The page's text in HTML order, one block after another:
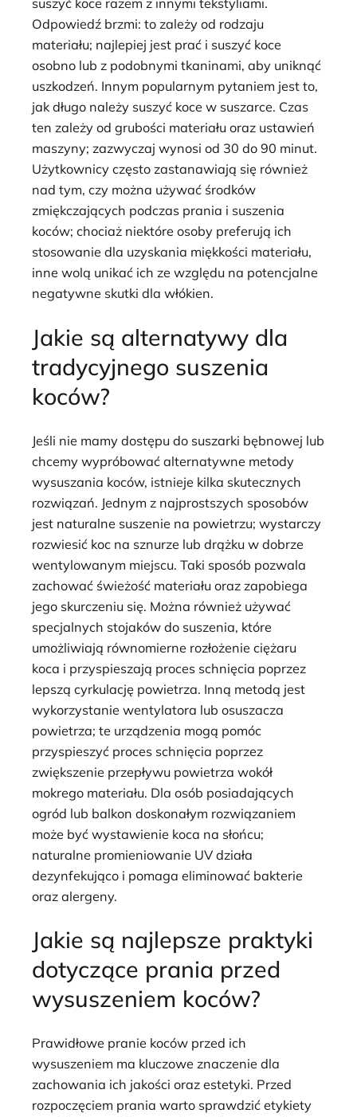
suszyć koce razem z innymi tekstyliami.
Odpowiedź brzmi: to zależy od rodzaju
materiału; najlepiej jest prać i suszyć koce
osobno lub z podobnymi tkaninami, aby uniknąć
uszkodzeń. Innym popularnym pytaniem jest to,
jak długo należy suszyć koce w suszarce. Czas
ten zależy od grubości materiału oraz ustawień
maszyny; zazwyczaj wynosi od 30 do 90 minut.
Użytkownicy często zastanawiają się również
nad tym, czy można używać środków
zmiękczających podczas prania i suszenia
koców; chociaż niektóre osoby preferują ich
stosowanie dla uzyskania miękkości materiału,
inne wolą unikać ich ze względu na potencjalne
negatywne skutki dla włókien.
Jakie są alternatywy dla
tradycyjnego suszenia
koców?
Jeśli nie mamy dostępu do suszarki bębnowej lub
chcemy wypróbować alternatywne metody
wysuszania koców, istnieje kilka skutecznych
rozwiązań. Jednym z najprostszych sposobów
jest naturalne suszenie na powietrzu; wystarczy
rozwiesić koc na sznurze lub drążku w dobrze
wentylowanym miejscu. Taki sposób pozwala
zachować świeżość materiału oraz zapobiega
jego skurczeniu się. Można również używać
specjalnych stojaków do suszenia, które
umożliwiają równomierne rozłożenie ciężaru
koca i przyspieszają proces schnięcia poprzez
lepszą cyrkulację powietrza. Inną metodą jest
wykorzystanie wentylatora lub osuszacza
powietrza; te urządzenia mogą pomóc
przyspieszyć proces schnięcia poprzez
zwiększenie przepływu powietrza wokół
mokrego materiału. Dla osób posiadających
ogród lub balkon doskonałym rozwiązaniem
może być wystawienie koca na słońcu;
naturalne promieniowanie UV działa
dezynfekująco i pomaga eliminować bakterie
oraz alergeny.
Jakie są najlepsze praktyki
dotyczące prania przed
wysuszeniem koców?
Prawidłowe pranie koców przed ich
wysuszeniem ma kluczowe znaczenie dla
zachowania ich jakości oraz estetyki. Przed
rozpoczęciem prania warto sprawdzić etykiety